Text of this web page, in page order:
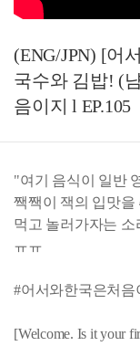
(ENG/JPN) [어
국수와 김밥! (
음이지 l EP.105
"여기 음식이 일반
짹짹이 잭의 입맛
먹고 놀러가자는 소
ㅠㅠ
#어서와한국은처음
[Welcome. Is it your